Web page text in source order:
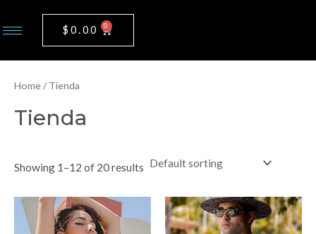
al
contenido
$ 0.00 0
Home/ Tienda
Tienda
Showing 1–12 of 20 results